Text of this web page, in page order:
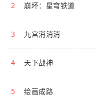
2 崩坏：星穹铁道
3 九宫消消消
4 天下战神
5 绘画成路